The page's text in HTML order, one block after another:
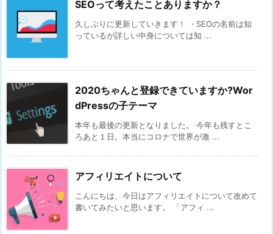
SEOって考えたことありますか？
久しぶりに更新していきます！ ・SEOの名前は知
っているが詳しい中身については知 ...
2020ちゃんと登録できていますか?Wor
dPressの子テーマ
本年も最後の更新となりました。 今年も残すとこ
ろあと１日。本当にコロナで世界が激 ...
アフィリエイトについて
こんにちは、今日はアフィリエイトについて改めて
書いてみたいと思います。 「アフィ ...